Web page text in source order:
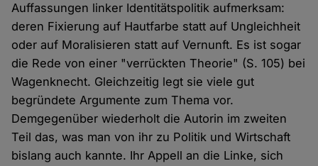
Auffassungen linker Identitätspolitik aufmerksam:
deren Fixierung auf Hautfarbe statt auf Ungleichheit
oder auf Moralisieren statt auf Vernunft. Es ist sogar
die Rede von einer "verrückten Theorie" (S. 105) bei
Wagenknecht. Gleichzeitig legt sie viele gut
begründete Argumente zum Thema vor.
Demgegenüber wiederholt die Autorin im zweiten
Teil das, was man von ihr zu Politik und Wirtschaft
bislang auch kannte. Ihr Appell an die Linke, sich